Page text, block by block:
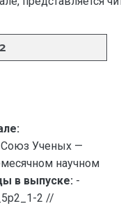
Союз Ученых —
научном
в выпуске: -
2 //